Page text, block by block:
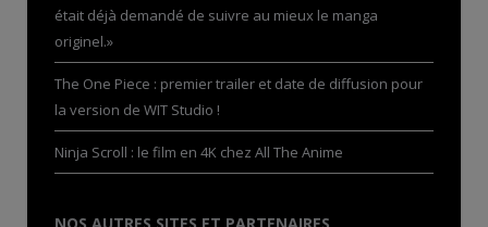
était déjà demandé de suivre au mieux le manga
originel.»
The One Piece : premier trailer et date de diffusion pour
la version de WIT Studio !
Ninja Scroll : le film en 4K chez All The Anime